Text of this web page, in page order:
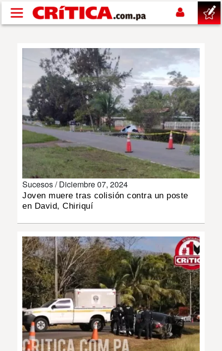
Pasar al contenido principal
NACIONAL
POLÍTICA
SHOW
DEPORTES
INSÓLITAS
MULTIMEDIA
IMPRESO
Sucesos /Diciembre 07, 2024
Joven muere tras colisión contra un poste
en David, Chiriquí